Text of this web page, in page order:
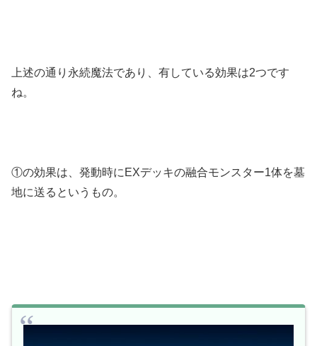
上述の通り永続魔法であり、有している効果は2つです
ね。
①の効果は、発動時にEXデッキの融合モンスター1体を墓
地に送るというもの。